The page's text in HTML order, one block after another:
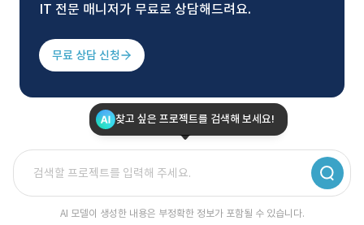
IT 전문 매니저가 무료로 상담해드려요.
무료 상담 신청
찾고 싶은 프로젝트를 검색해 보세요!
AI 모델이 생성한 내용은 부정확한 정보가 포함될 수 있습니다.